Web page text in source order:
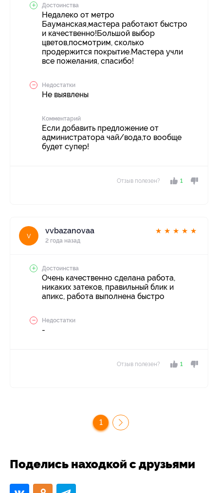
Достоинства
Недалеко от метро
Бауманская,мастера работают быстро
и качественно!Большой выбор
цветов,посмотрим, сколько
продержится покрытие.Мастера учли
все пожелания, спасибо!
Недостатки
Не выявлены
Комментарий
Если добавить предложение от
администратора чай/вода,то вообще
будет супер!
Отзыв полезен? 1
v
vvbazanovaa
2 года назад
★ ★ ★ ★ ★
Достоинства
Очень качественно сделана работа,
никаких затеков, правильный блик и
апикс, работа выполнена быстро
Недостатки
-
Отзыв полезен? 1
1
Поделись находкой с друзьями